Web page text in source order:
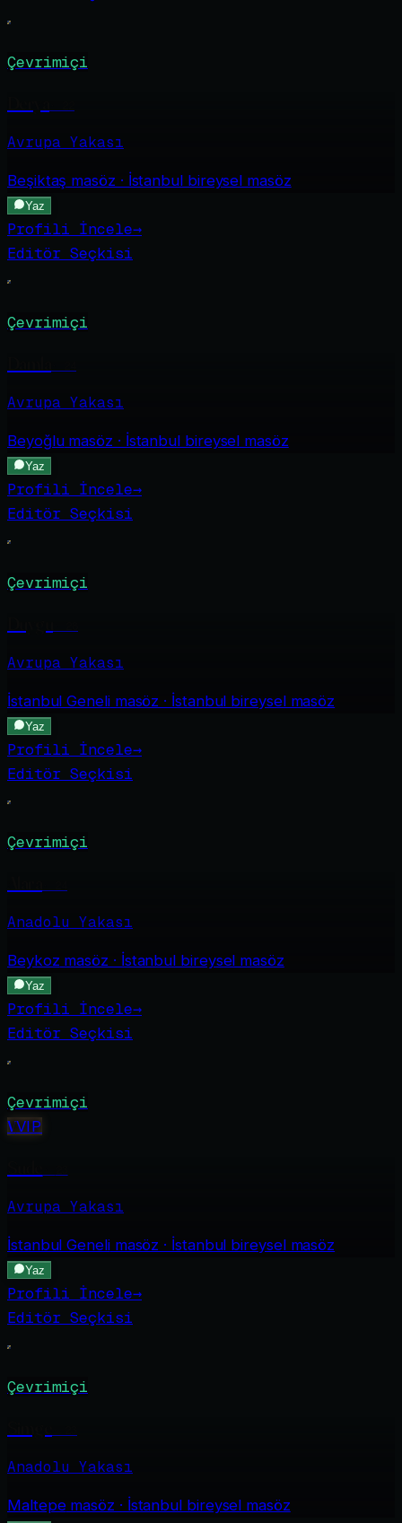
Çevrimiçi
Avrupa Yakası
Beşiktaş masöz · İstanbul bireysel masöz
Yaz
Profili İncele→
Editör Seçkisi
Çevrimiçi
Avrupa Yakası
Beyoğlumasöz · İstanbul bireysel masöz
Yaz
Profili İncele→
Editör Seçkisi
Çevrimiçi
Avrupa Yakası
İstanbul Genelimasöz · İstanbul bireysel masöz
Yaz
Profili İncele→
Editör Seçkisi
Çevrimiçi
Anadolu Yakası
Beykoz masöz · İstanbul bireysel masöz
Yaz
Profili İncele→
Editör Seçkisi
Çevrimiçi
VVIP
Avrupa Yakası
İstanbul Genelimasöz · İstanbul bireysel masöz
Yaz
Profili İncele→
Editör Seçkisi
Çevrimiçi
Anadolu Yakası
Maltepemasöz · İstanbul bireysel masöz